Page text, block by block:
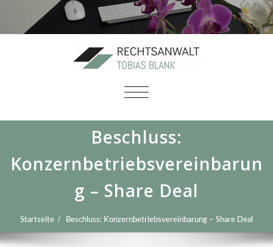
SCHALTE
Beschluss:
Konzernbetriebsvereinbarun
g – Share Deal
Startseite Beschluss: Konzernbetriebsvereinbarung – Share Deal